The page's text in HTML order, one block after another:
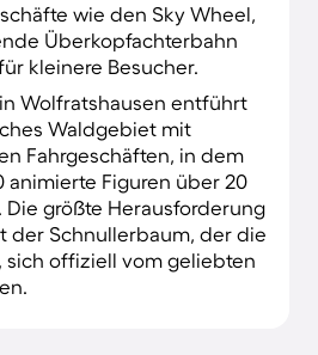
wie den Sky Wheel,
Überkopfachterbahn
kleinere Besucher.
Wolfratshausen entführt
Waldgebiet mit
Fahrgeschäften, in dem
animierte Figuren über 20
Die größte Herausforderung
der Schnullerbaum, der die
offiziell vom geliebten